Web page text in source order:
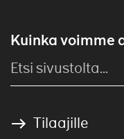
Kuinka voimme
Tilaajille